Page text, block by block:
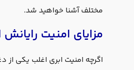
مختلف آشنا خواهید شد.
مزایای امنیت رایانش
اگرچه امنیت ابری اغلب یکی